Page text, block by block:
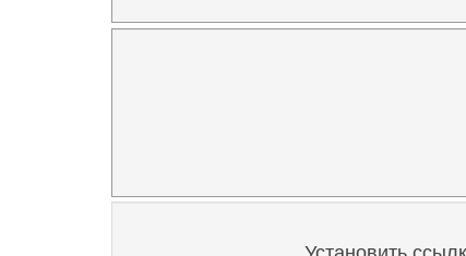
Установить